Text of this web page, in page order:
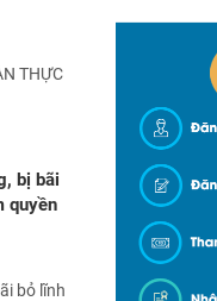
THỰC
bị bãi
quyền
bỏ lĩnh